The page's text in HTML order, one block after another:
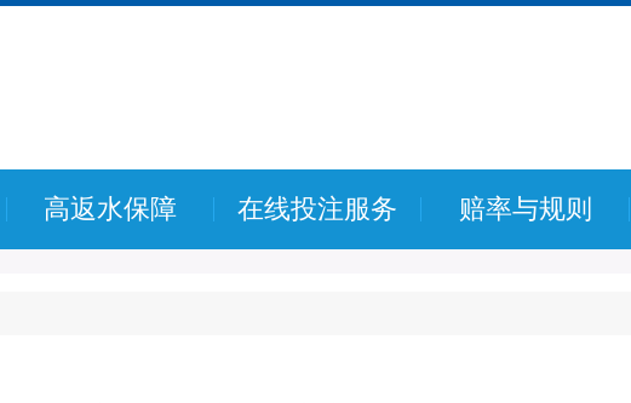
高返水保障 在线投注服务 赔率与规则